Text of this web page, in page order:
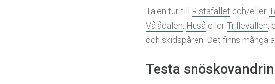
Ta en tur till Ristafallet och/eller
Vålådalen, Huså ellerTrillevallen,
och skidspåren. Det finns många
Testa